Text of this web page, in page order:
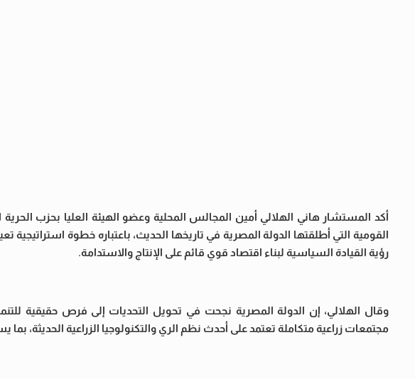
أكد المستشار هاني الهلالي أمين المجالس المحلية وعضو الهيئة العليا بحزب
القومية التي أطلقتها الدولة المصرية في تاريخها الحديث، باعتباره خطوة
رؤية القيادة السياسية لبناء اقتصاد قوي قائم على الإنتاج والاستدامة.
وقال الهلالي، إن الدولة المصرية نجحت في تحويل التحديات إلى فرص حقيقية
مجتمعات زراعية متكاملة تعتمد على أحدث نظم الري والتكنولوجيا الزراعية الحديثة، بما